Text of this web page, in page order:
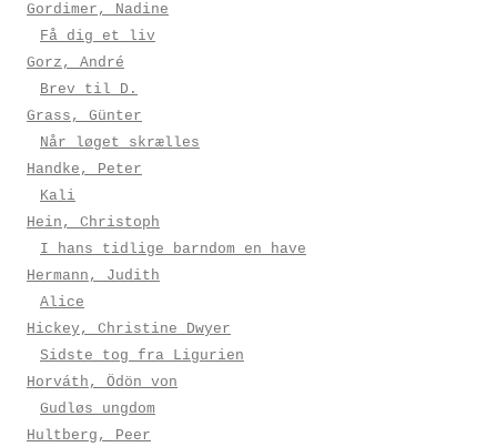
Gordimer, Nadine
Få dig et liv
Gorz, André
Brev til D.
Grass, Günter
Når løget skrælles
Handke, Peter
Kali
Hein, Christoph
I hans tidlige barndom en have
Hermann, Judith
Alice
Hickey, Christine Dwyer
Sidste tog fra Ligurien
Horváth, Ödön von
Gudløs ungdom
Hultberg, Peer